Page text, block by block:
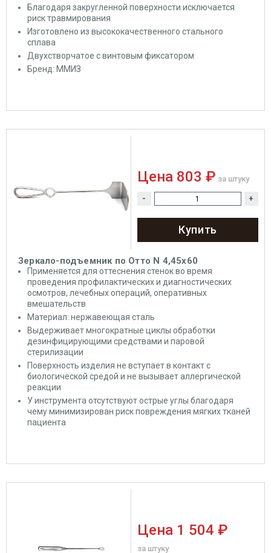
Благодаря закругленной поверхности исключается
риск травмирования
Изготовлено из высококачественного стального
сплава
Двухстворчатое с винтовым фиксатором
Бренд: ММИЗ
Зеркало-подъемник по Отто N 4,45x60
Применяется для оттеснения стенок во время
проведения профилактических и диагностических
осмотров, лечебных операций, оперативных
вмешательств
Материал: нержавеющая сталь
Выдерживает многократные циклы обработки
дезинфицирующими средствами и паровой
стерилизации
Поверхность изделия не вступает в контакт с
биологической средой и не вызывает аллергической
реакции
У инструмента отсутствуют острые углы благодаря
чему минимизирован риск повреждения мягких тканей
пациента
Цена 803 ₽ за штуку
- +
Купить
Цена 1 504 ₽
за штуку